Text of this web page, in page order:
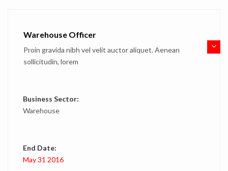
Warehouse Officer
Proin gravida nibh vel velit auctor aliquet. Aenean
sollicitudin, lorem
Business Sector:
Warehouse
End Date:
May 31 2016